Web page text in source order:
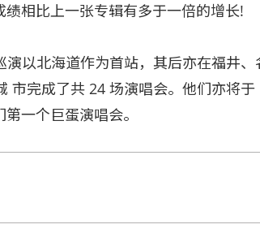
相比上一张专辑有多于一倍的增长!
演以北海道作为首站，其后亦在福井
市完成了共 24 场演唱会。他们亦将
一个巨蛋演唱会。